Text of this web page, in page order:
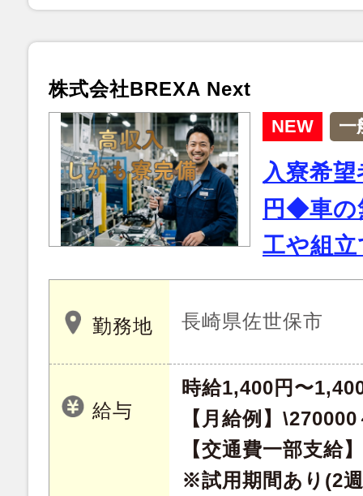
株式会社BREXA Next
NEW 一
入寮希
円◆車の
工や組
勤務地 長崎県佐世保市
給与
時給1,400円〜
【月給例】
【交通費一部支給
※試用期間あり(2